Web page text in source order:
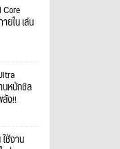
ยใน เล่น
นหนักชิล
ง!!
ช้งาน